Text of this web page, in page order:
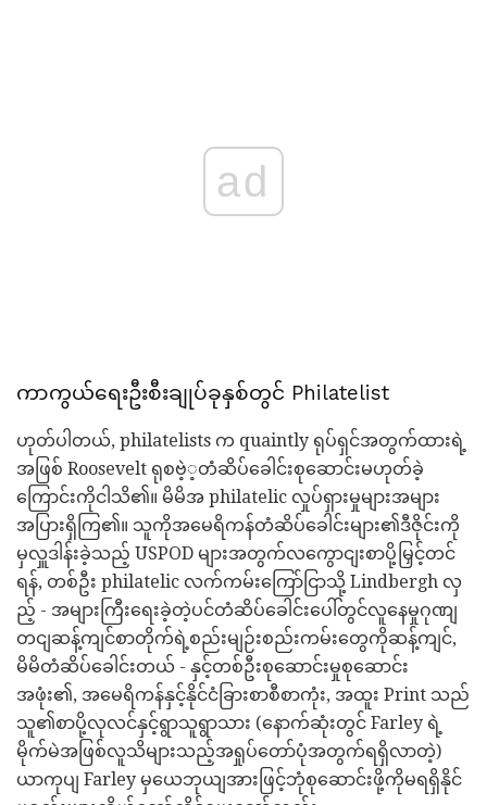
ad
ကာကွယ်ရေးဦးစီးချုပ်ခုနှစ်တွင် Philatelist
ဟုတ်ပါတယ်, philatelists က quaintly ရုပ်ရှင်အတွက်ထားရဲ့
အဖြစ် Roosevelt ရုစဗဲ့့တံဆိပ်ခေါင်းစုဆောင်းမဟုတ်ခဲ့
ကြောင်းကိုငါသိ၏။ မိမိအ philatelic လှုပ်ရှားမှုများအများ
အပြားရှိကြ၏။ သူကိုအမေရိကန်တံဆိပ်ခေါင်းများ၏ဒီဇိုင်းကို
မှလှူဒါန်းခဲ့သည့် USPOD များအတွက်လကွောငျးစာပို့မြှင့်တင်
ရန်, တစ်ဦး philatelic လက်ကမ်းကြော်ငြာသို့ Lindbergh လှ
ည့် - အများကြီးရေးခဲ့တဲ့ပင်တံဆိပ်ခေါင်းပေါ်တွင်လူနေမှုဂုဏျ
တငျဆန့်ကျင်စာတိုက်ရဲ့စည်းမျဉ်းစည်းကမ်းတွေကိုဆန့်ကျင်,
မိမိတံဆိပ်ခေါင်းတယ် - နှင့်တစ်ဦးစုဆောင်းမှုစုဆောင်း
အဖုံး၏, အမေရိကန်နှင့်နိုင်ငံခြားစာစီစာကုံး, အထူး Print သည်
သူ၏စာပို့လုလင်နှင့်ရွာသူရွာသား (နောက်ဆုံးတွင် Farley ရဲ့
မိုက်မဲအဖြစ်လူသိများသည့်အရှုပ်တော်ပုံအတွက်ရရှိလာတဲ့)
ယာကုပျ Farley မှယေဘုယျအားဖြင့်ဘုံစုဆောင်းဖို့ကိုမရရှိနိုင်